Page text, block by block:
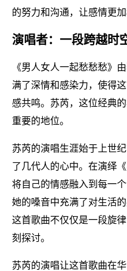
的努力和沟通，让感情更加
演唱者：一段跨越时
《男人女人一起愁愁愁》
满了深情和感染力，使得
感共鸣。苏芮，这位经典
重要的地位。
苏芮的演唱生涯始于上世
了几代人的心中。在演绎
将自己的情感融入到每一
她的嗓音中充满了对生活
这首歌曲不仅仅是一段旋
刻探讨。
苏芮的演唱让这首歌曲在